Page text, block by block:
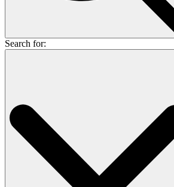
Search for: